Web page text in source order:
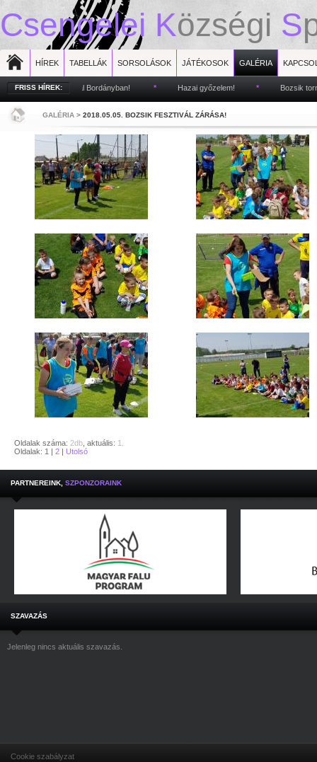
Csengelei Községi S
HÍREK TABELLÁK SORSOLÁSOK JÁTÉKOSOK GALÉRIA
FRISS HÍREK:
Bozsik fesztivál Bordányban! * Hazai győzelem! * Bozsik torna
GALÉRIA > 2018.05.05. BOZSIK FESZTIVÁL ZÁRÁSA!
Oldalak száma: 2db , aktuális: 1.
Oldalak: 1 | 2 | Utolsó
PARTNEREINK, SZPONZORAINK
SZAVAZÁS
Jelenleg nincs aktuális szavazás.
Cookie szabályzat